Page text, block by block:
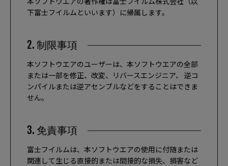
下富士フイルムといいます）に帰属します。
2. 制限事項
本ソフトウエアのユーザーは、本ソフトウエアの全部
または一部を修正、改変、リバースエンジニア、 逆コ
ンパイルまたは逆アセンブルなどをすることはできま
せん。
3. 免責事項
富士フイルムは、本ソフトウエアの使用に付随または
関連して生じる直接的または間接的な損失、損害など